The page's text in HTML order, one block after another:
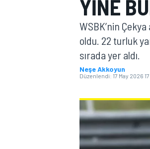
MOTOGP
YINE
WSBK’nin
oldu. 22 turluk
sırada yer aldı.
Neşe Akkoyun
Düzenlendi: 17 May 2026